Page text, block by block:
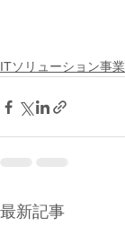
ITソリューション事業
最新記事